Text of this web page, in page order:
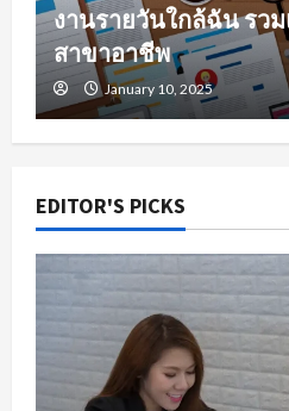
งานรายวันใกล้ฉัน รว
สาขาอาชีพ
January 10, 2025
EDITOR'S PICKS